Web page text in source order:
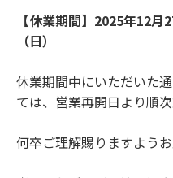
【休業期間】 2025年12月
（日）
休業期間中にいただいた
ては、営業再開日より順次
何卒ご理解賜りますようお